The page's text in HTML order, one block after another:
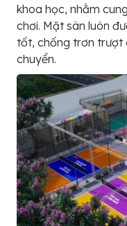
khoa học, nhằm
chơi. Mặt sân luôn
tốt, chống trơn trượt
chuyển.